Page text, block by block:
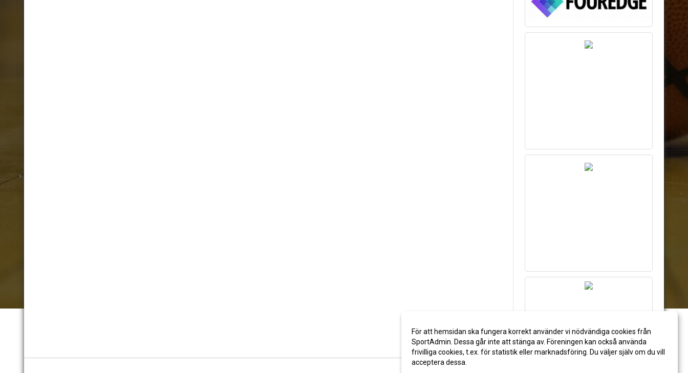
För att hemsidan ska fungera korrekt använder vi nödvändiga cookies från
SportAdmin. Dessa går inte att stänga av. Föreningen kan också använda
frivilliga cookies, t.ex. för statistik eller marknadsföring. Du väljer själv om du vill
acceptera dessa.